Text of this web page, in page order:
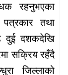
रहनुभएका
पत्रकार
तथा
दुई दशकदेखि
सक्रिय रहँदै
जिल्लाको